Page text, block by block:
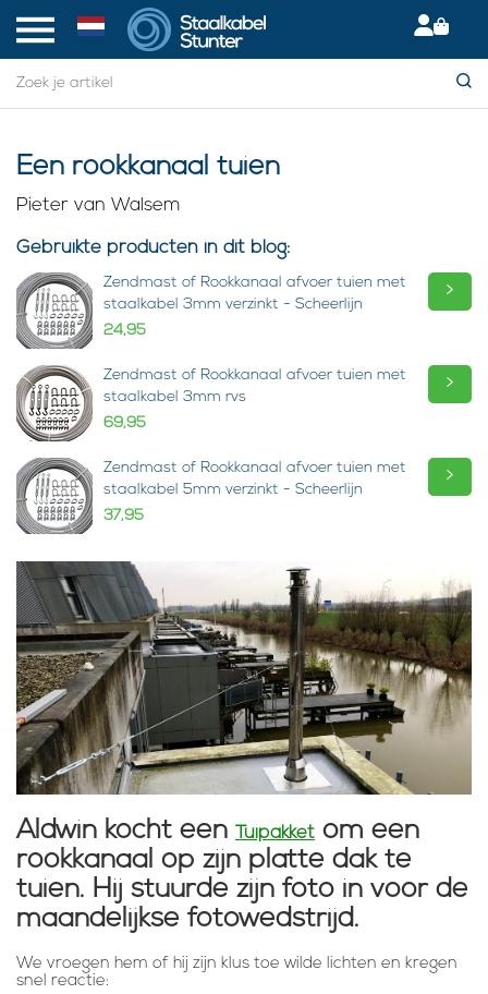
Een rookkanaal tuien
Pieter van Walsem
Aldwin kocht een Tuipakket om een
rookkanaal op zijn platte dak te
tuien. Hij stuurde zijn foto in voor de
maandelijkse fotowedstrijd.
We vroegen hem of hij zijn klus toe wilde lichten en kregen
snel reactie:
Gebruikte producten in dit blog:
Zendmast of Rookkanaal afvoer tuien met
staalkabel 3mm verzinkt - Scheerlijn
24,95
>
Zendmast of Rookkanaal afvoer tuien met
staalkabel 3mm rvs
69,95
>
Zendmast of Rookkanaal afvoer tuien met
staalkabel 5mm verzinkt - Scheerlijn
37,95
>